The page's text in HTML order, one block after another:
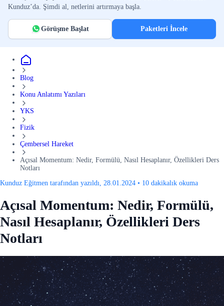
Kunduz’da. Şimdi al, netlerini artırmaya başla.
Görüşme Başlat Paketleri İncele
Blog
Konu Anlatımı Yazıları
YKS
Fizik
Çembersel Hareket
Açısal Momentum: Nedir, Formülü, Nasıl Hesaplanır, Özellikleri Ders
Notları
Kunduz Eğitmen tarafından yazıldı, 28.01.2024 • 10 dakikalık okuma
Açısal Momentum: Nedir, Formülü,
Nasıl Hesaplanır, Özellikleri Ders
Notları